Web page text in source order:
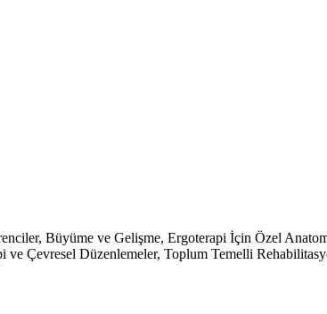
Büyüme ve Gelişme, Ergoterapi İçin Özel
Çevresel Düzenlemeler, Toplum Temelli